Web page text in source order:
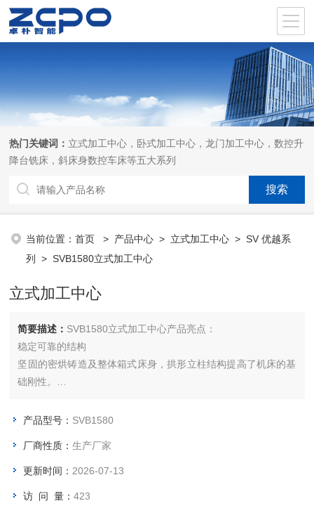
热门关键词： 立式加工中心，卧式加工中心，龙门加工中心，数控升
降台铣床，斜床身数控车床等五大系列
当前位置：首页 > 产品中心 > 立式加工中心 >SV 优越系
列
> SVB1580立式加工中心
立式加工中心
简要描述： SVB1580立式加工中心产品亮点：
稳定可靠的结构
坚固的密烘铸造及整体箱式床身，拱形立柱结构提高了机床的基
础刚性。
在同等规格产品中具备更高的承载刚性。
体、垫片调整机构，大幅提升机床三轴传动的精准性和稳定性。
产品型号： SVB1580
厂商性质：生产厂家
更新时间： 2026-07-13
访 问 量：423